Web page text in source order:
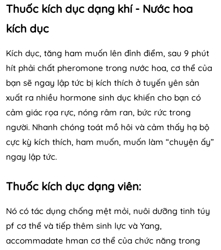
Thuốc kích dục dạng khí - Nước hoa
kích dục
Kích dục, tăng ham muốn lên đỉnh điểm, sau 9 phút
hít phải chất pheromone trong nước hoa, cơ thể của
bạn sẽ ngay lập tức bị kích thích ở tuyến yên sản
xuất ra nhiều hormone sinh dục khiến cho bạn có
cảm giác rọa rực, nóng râm ran, bức rức trong
người. Nhanh chóng toát mồ hôi và cảm thấy hạ bộ
cực kỳ kích thích, ham muốn, muốn làm “chuyện ấy”
ngay lập tức.
Thuốc kích dục dạng viên:
Nó có tác dụng chống mệt mỏi, nuôi dưỡng tinh túy
pf cơ thể và tiếp thêm sinh lực và Yang,
accommadate hman cơ thể của chức năng trong